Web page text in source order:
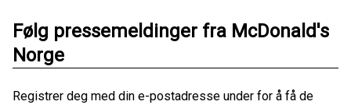
Følg pressemeldinger fra McDonald's
Norge
Registrer deg med din e-postadresse under for å få de